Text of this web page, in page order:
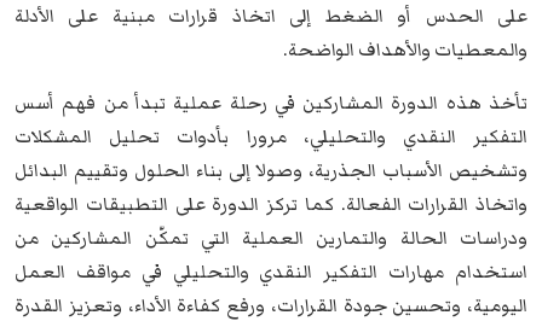
على الحدس أو الضغط إلى اتخاذ قرارات مبنية على الأدلة
والمعطيات والأهداف الواضحة.
تأخذ هذه الدورة المشاركين في رحلة عملية تبدأ من فهم أسس
التفكير النقدي والتحليلي، مرورا بأدوات تحليل المشكلات
وتشخيص الأسباب الجذرية، وصولا إلى بناء الحلول وتقييم البدائل
واتخاذ القرارات الفعالة. كما تركز الدورة على التطبيقات الواقعية
ودراسات الحالة والتمارين العملية التي تمكّن المشاركين من
استخدام مهارات التفكير النقدي والتحليلي في مواقف العمل
اليومية، وتحسين جودة القرارات، ورفع كفاءة الأداء، وتعزيز القدرة